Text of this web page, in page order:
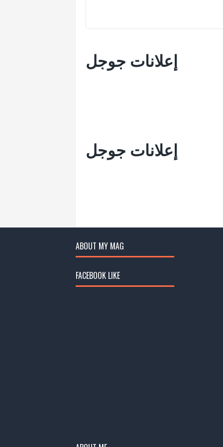
إعلانات جوجل
إعلانات جوجل
ABOUT MY MAG
FACEBOOK LIKE